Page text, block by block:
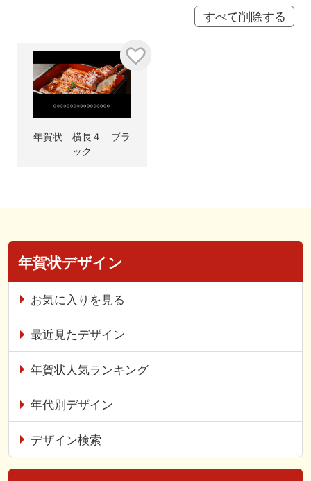
すべて削除する
年賀状 横長４ ブラ
ック
年賀状デザイン
お気に入りを見る
最近見たデザイン
年賀状人気ランキング
年代別デザイン
デザイン検索